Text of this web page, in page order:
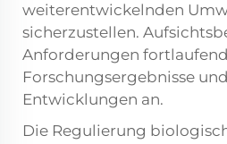
weiterentwickelnden
sicherzustellen.
Anforderungen
Forschungsergebnisse
Entwicklungen an.
Die Regulierung